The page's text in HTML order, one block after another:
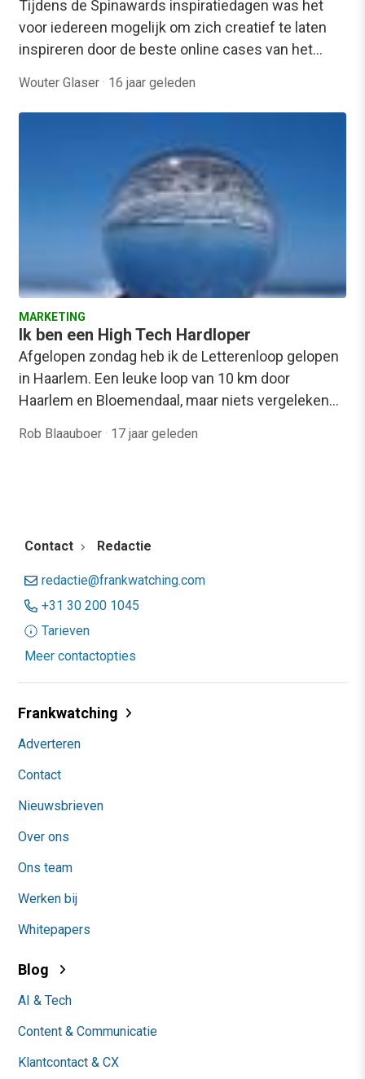
Tijdens de Spinawards inspiratiedagen was het
voor iedereen mogelijk om zich creatief te laten
inspireren door de beste online cases van het…
Wouter Glaser · 16 jaar geleden
MARKETING
Ik ben een High Tech Hardloper
Afgelopen zondag heb ik de Letterenloop gelopen
in Haarlem. Een leuke loop van 10 km door
Haarlem en Bloemendaal, maar niets vergeleken…
Rob Blaauboer · 17 jaar geleden
Contact Redactie
redactie@frankwatching.com
+31 30 200 1045
Tarieven
Meer contactopties
Frankwatching
Adverteren
Contact
Nieuwsbrieven
Over ons
Ons team
Werken bij
Whitepapers
Blog
AI & Tech
Content & Communicatie
Klantcontact & CX